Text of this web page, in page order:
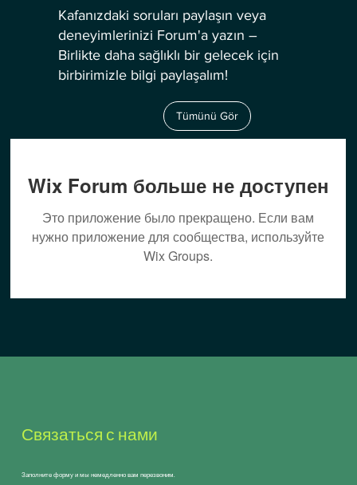
Kafanızdaki soruları paylaşın veya
deneyimlerinizi Forum'a yazın –
Birlikte daha sağlıklı bir gelecek için
birbirimizle bilgi paylaşalım!
Tümünü Gör
Wix Forum больше не доступен
Это приложение было прекращено. Если вам
нужно приложение для сообщества, используйте
Wix Groups.
Связаться с нами
Заполните форму и мы немедленно вам перезвоним.